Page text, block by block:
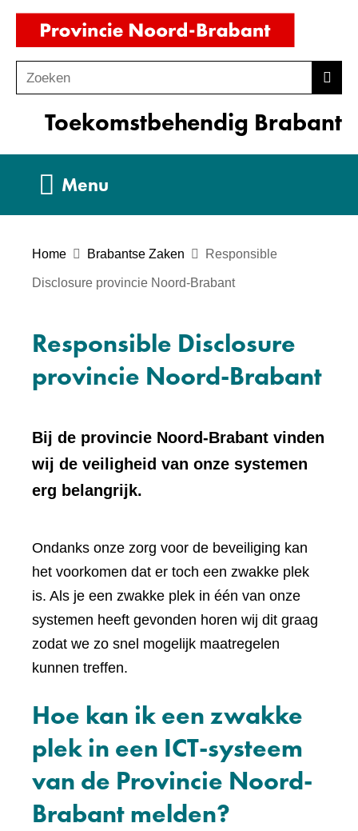
Ga
de
inhoud
o
Zoeken
Toekomstbehendig Brabant
Menu
Home Brabantse Zaken Responsible
Disclosure provincie Noord-Brabant
Responsible Disclosure
provincie Noord-Brabant
Bij de provincie Noord-Brabant vinden
wij de veiligheid van onze systemen
erg belangrijk.
Ondanks onze zorg voor de beveiliging kan
het voorkomen dat er toch een zwakke plek
is. Als je een zwakke plek in één van onze
systemen heeft gevonden horen wij dit graag
zodat we zo snel mogelijk maatregelen
kunnen treffen.
Hoe kan ik een zwakke
plek in een ICT-systeem
van de Provincie Noord-
Brabant melden?